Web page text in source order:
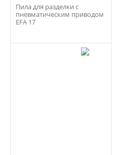
Пила для разделки с
пневматическим приводом
EFA 17